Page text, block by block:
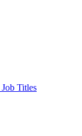
Titles